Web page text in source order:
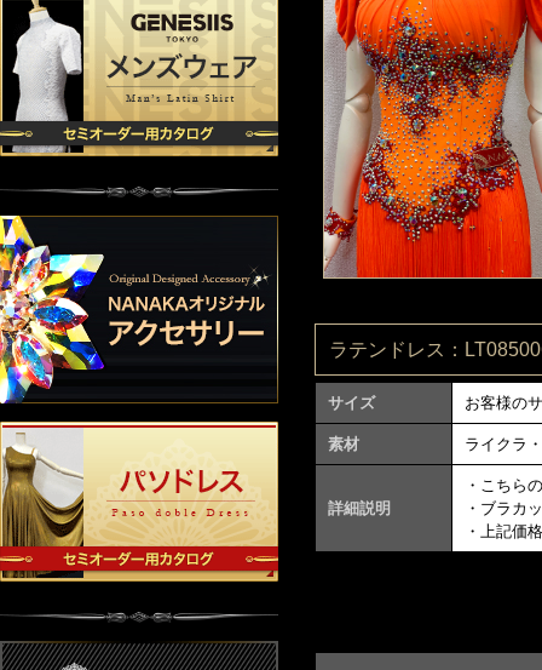
ラテンドレス：
サイズ お客様の
素材 ライクラ
詳細説明
・こちら
・ブラカ
・上記価